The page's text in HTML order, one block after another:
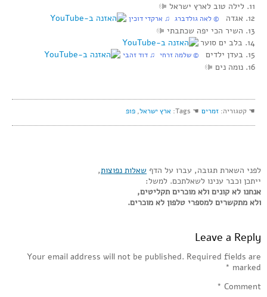
11. לילה טוב לארץ ישראל
12. אגדה
© לאה גולדברג ♫ ארקדי דוכין
13. השיר הכי יפה שכתבתי
14. בלב ים סוער
15. בעדן ילדים
© שלמה זרחי ♫ דוד זהבי
16. נומה נים
☚ קטגוריה: זמרים ☚ Tags: ארץ ישראל, פופ
לפני השארת תגובה, עברו על הדף שאלות נפוצות,
ייתכן וכבר ענינו לשאלתכם. למשל:
אנחנו לא קונים ולא מוכרים תקליטים,
ולא מתקשרים למספרי טלפון לא מוכרים.
Leave a Reply
Your email address will not be published. Required fields are
marked
*
Comment
*